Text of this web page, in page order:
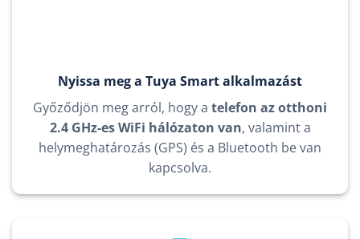
Nyissa meg a Tuya Smart alkalmazást
Győződjön meg arról, hogy a telefon az otthoni
2.4 GHz-es WiFi hálózaton van, valamint a
helymeghatározás (GPS) és a Bluetooth be van
kapcsolva.